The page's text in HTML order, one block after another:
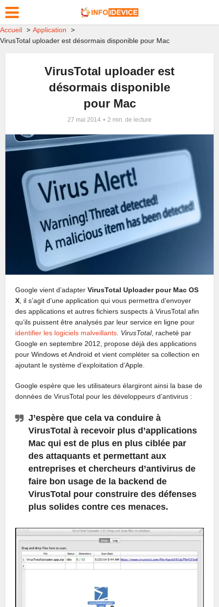
Accueil
Application
VirusTotal uploader est désormais disponible pour Mac
VirusTotal uploader est
désormais disponible
pour Mac
27 mai 2014 2 min. de lecture
Google vient d’adapterVirusTotal Uploader pour Mac OS
X , il s’agit d’une application qui vous permettra d’envoyer
des applications et autres fichiers suspects à VirusTotal afin
qu’ils puissent être analysés par leur service en ligne pour
identifier les logiciels malveillants VirusTotal, racheté par
Google en septembre 2012, propose déjà des applications
pour Windows et Android et vient compléter sa collection en
ajoutant le système d’exploitation d’Apple.
Google espère que les utilisateurs élargiront ainsi la base de
données de VirusTotal pour les développeurs d’antivirus :
J’espère que cela va conduire à
VirusTotal à recevoir plus d’applications
Mac qui est de plus en plus ciblée par
des attaquants et permettant aux
entreprises et chercheurs d’antivirus de
faire bon usage de la backend de
VirusTotal pour construire des défenses
plus solides contre ces menaces.